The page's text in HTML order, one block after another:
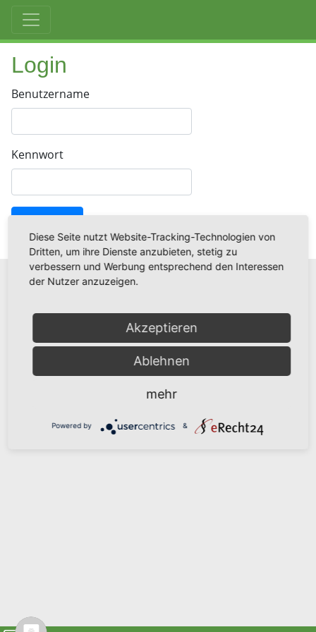
Login
Benutzername
Kennwort
anmelden
Diese Seite nutzt Website-Tracking-Technologien von
Dritten, um ihre Dienste anzubieten, stetig zu
verbessern und Werbung entsprechend den Interessen
der Nutzer anzuzeigen.
Akzeptieren
Ablehnen
mehr
Powered by &